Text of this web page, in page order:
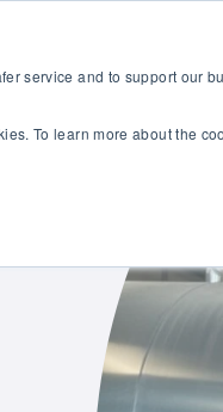
service and to support our
To learn more about the
Services